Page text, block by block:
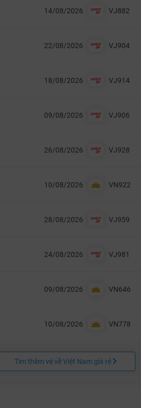
14/08/2026 VJ882
22/08/2026 VJ904
18/08/2026 VJ914
09/08/2026 VJ906
26/08/2026 VJ928
10/08/2026 VN922
28/08/2026 VJ959
24/08/2026 VJ981
09/08/2026 VN646
10/08/2026 VN778
Tìm thêm vé về Việt Nam giá rẻ